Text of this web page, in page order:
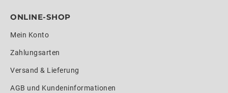
ONLINE-SHOP
Mein Konto
Zahlungsarten
Versand & Lieferung
AGB und Kundeninformationen